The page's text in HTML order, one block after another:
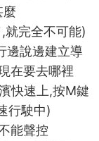
麼
完全不可能)
邊說邊建立導
在要去哪裡
快速上,按M鍵
行駛中)
能聲控